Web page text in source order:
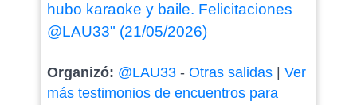
hubo karaoke y baile. Felicitaciones
@LAU33" (21/05/2026)
Organizó: @LAU33- Otras salidas| Ver
más testimonios de encuentros para